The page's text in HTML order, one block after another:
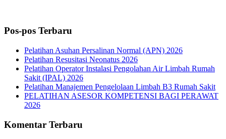
Pos-pos Terbaru
Pelatihan Asuhan Persalinan Normal (APN) 2026
Pelatihan Resusitasi Neonatus 2026
Pelatihan Operator Instalasi Pengolahan Air Limbah Rumah
Sakit (IPAL) 2026
Pelatihan Manajemen Pengelolaan Limbah B3 Rumah Sakit
PELATIHAN ASESOR KOMPETENSI BAGI PERAWAT
2026
Komentar Terbaru